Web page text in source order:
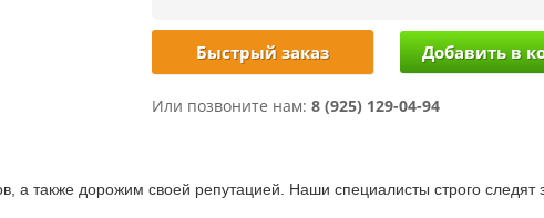
Быстрый заказ
Или позвоните нам: 8 (925) 129-04-94
также дорожим своей репутацией. Наши специалисты строго следят